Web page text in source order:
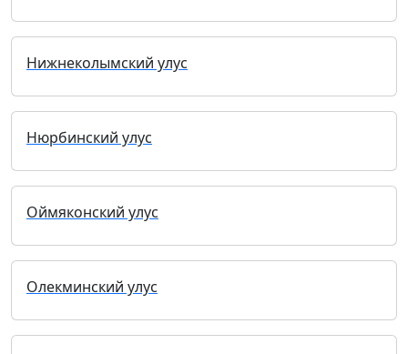
Нижнеколымский улус
Нюрбинский улус
Оймяконский улус
Олекминский улус